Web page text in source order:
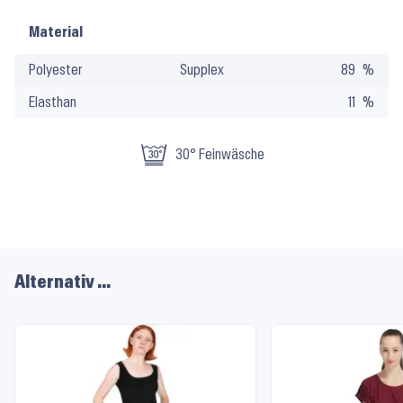
Material
Pflege
Material
Polyester Supplex 89
Elasthan 11
30° Feinwäsche
Alternativ …